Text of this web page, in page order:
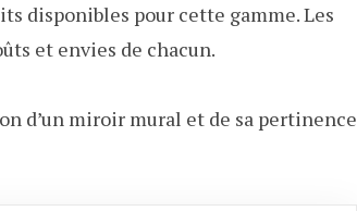
disponibles pour cette gamme. Les
et envies de chacun.
d’un miroir mural et de sa pertinence